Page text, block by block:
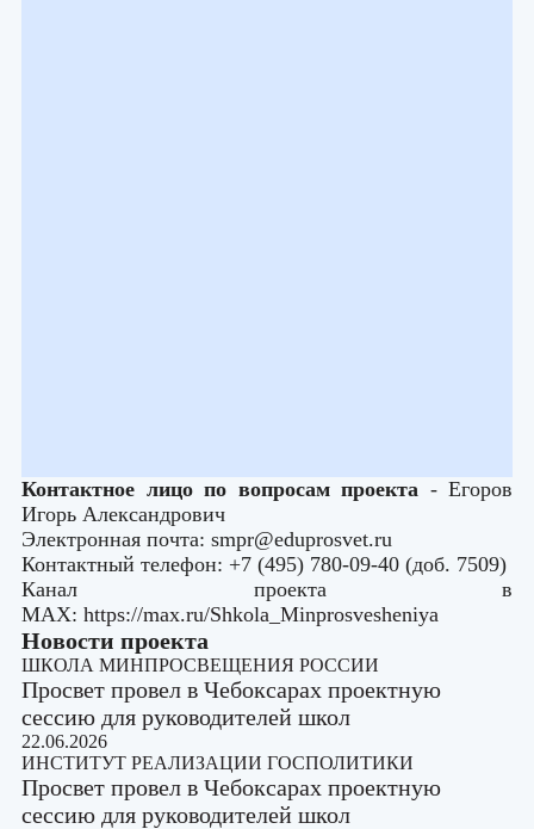
Контактное лицо по вопросам проекта - Егоров
Игорь Александрович
Электронная почта: smpr@eduprosvet.ru
Контактный телефон: +7 (495) 780-09-40 (доб. 7509)
Канал проекта в
MAX: https://max.ru/Shkola_Minprosvesheniya
Новости проекта
ШКОЛА МИНПРОСВЕЩЕНИЯ РОССИИ
Просвет провел в Чебоксарах проектную
сессию для руководителей школ
22.06.2026
ИНСТИТУТ РЕАЛИЗАЦИИ ГОСПОЛИТИКИ
Просвет провел в Чебоксарах проектную
сессию для руководителей школ